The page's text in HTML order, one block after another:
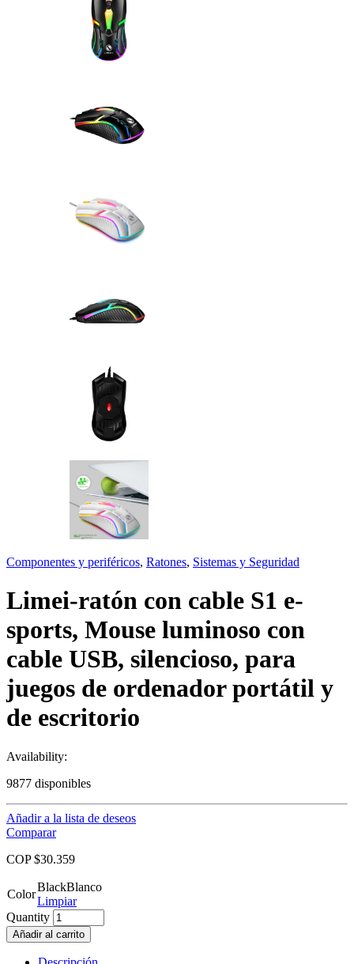
Componentes y periféricos, Ratones, Sistemas y Seguridad
Limei-ratón con cable S1 e-
sports, Mouse luminoso con
cable USB, silencioso, para
juegos de ordenador portátil y
de escritorio
Availability:
9877 disponibles
Añadir a la lista de deseos
Comparar
COP $30.359
Color
BlackBlanco
Limpiar
Quantity
Añadir al carrito